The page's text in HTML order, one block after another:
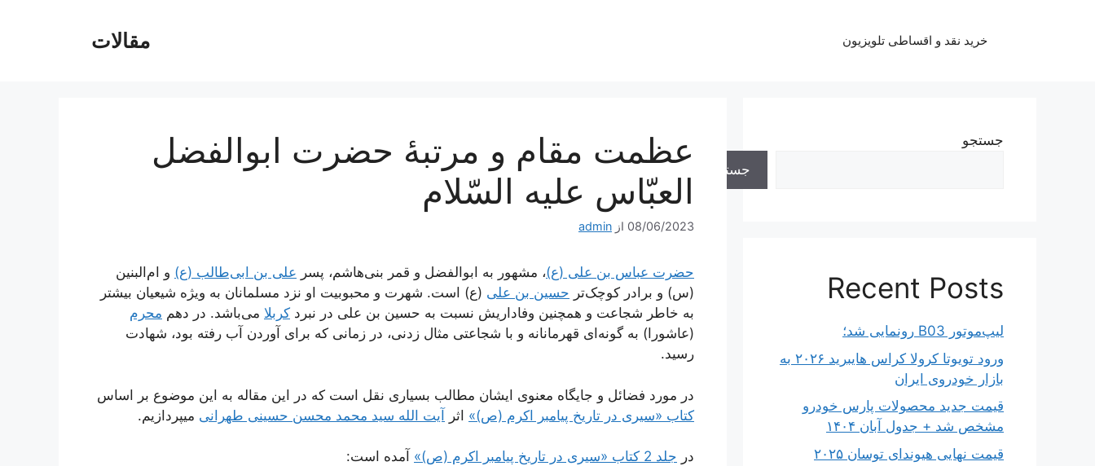
مقالات خرید نقد و اقساطی تلویزیون
عظمت مقام و مرتبۀ حضرت ابوالفضل
العبّاس علیه السّلام
08/06/2023 از admin
حضرت عباس بن علی (ع)، مشهور به ابوالفضل و قمر بنی‌هاشم، پسر علی بن ابی‌طالب (ع) و ام‌البنین
(س) و برادر کوچک‌تر حسین بن علی (ع) است. شهرت و محبوبیت او نزد مسلمانان به ویژه شیعیان بیشتر
به خاطر شجاعت و همچنین وفاداریش نسبت به حسین بن علی در نبرد کربلا می‌باشد. در دهم محرم
(عاشورا) به گونه‌ای قهرمانانه و با شجاعتی مثال زدنی، در زمانی که برای آوردن آب رفته بود، شهادت
رسید.
در مورد فضائل و جایگاه معنوی ایشان مطالب بسیاری نقل است که در این مقاله به این موضوع بر اساس
کتاب «سیری در تاریخ پیامبر اکرم (ص)» اثر آیت الله سید محمد محسن حسینی طهرانی میپردازیم.
در جلد 2 کتاب «سیری در تاریخ پیامبر اکرم (ص)» آمده است:
جستجو
جستجو
Recent Posts
لیپ‌موتور B03 رونمایی شد؛
ورود تویوتا کرولا کراس هایبرید ۲۰۲۶ به
بازار خودروی ایران
قیمت جدید محصولات پارس خودرو
مشخص شد + جدول آبان ۱۴۰۴
قیمت نهایی هیوندای توسان ۲۰۲۵